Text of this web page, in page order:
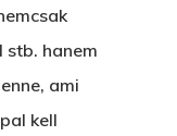
stb. hanem
ami
kell